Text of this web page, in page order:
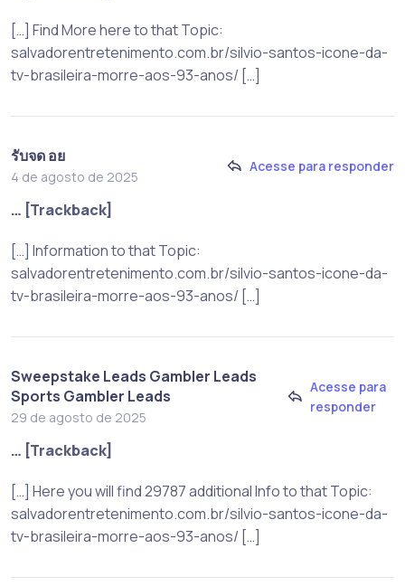
[…] Find More here to that Topic:
salvadorentretenimento.com.br/silvio-santos-icone-da-
tv-brasileira-morre-aos-93-anos/ […]
รับจด อย
4 de agosto de 2025
Acesse para responder
… [Trackback]
[…] Information to that Topic:
salvadorentretenimento.com.br/silvio-santos-icone-da-
tv-brasileira-morre-aos-93-anos/ […]
Sweepstake Leads Gambler Leads
Sports Gambler Leads
29 de agosto de 2025
Acesse para
responder
… [Trackback]
[…] Here you will find 29787 additional Info to that Topic:
salvadorentretenimento.com.br/silvio-santos-icone-da-
tv-brasileira-morre-aos-93-anos/ […]